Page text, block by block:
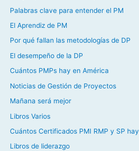
Palabras clave para entender el PM
El Aprendiz de PM
Por qué fallan las metodologías de DP
El desempeño de la DP
Cuántos PMPs hay en América
Noticias de Gestión de Proyectos
Mañana será mejor
Libros Varios
Cuántos Certificados PMI RMP y SP hay
Libros de liderazgo